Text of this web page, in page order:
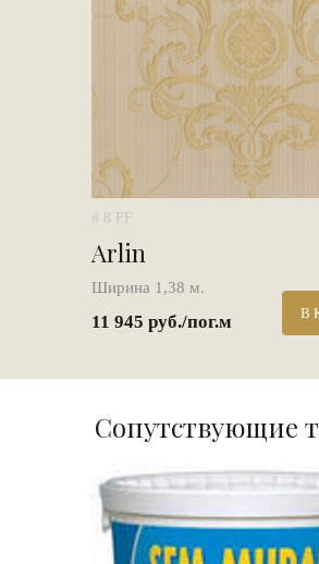
# 8 FF
Arlin
Ширина 1,38 м.
11 945 руб./пог.м В
Сопутствующие